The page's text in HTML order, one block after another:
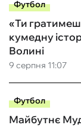
Футбол
9 серпня 11:07
«Ти
кумедну
Волині
Футбол
Майбутнє